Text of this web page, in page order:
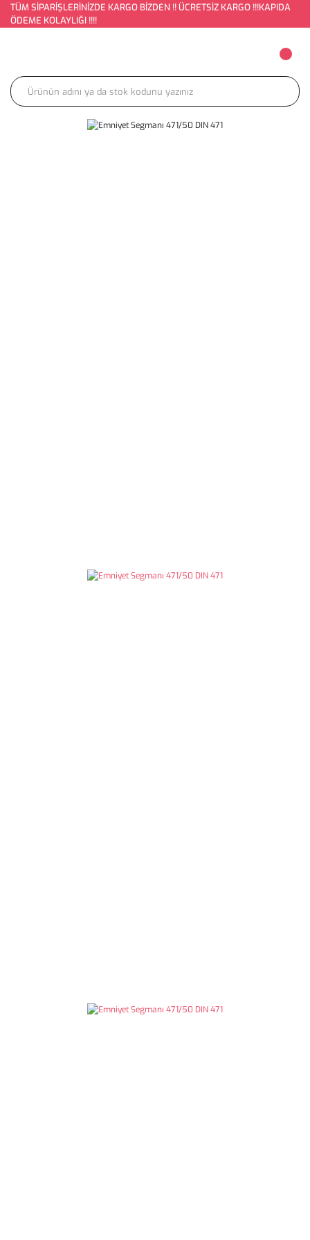
TÜM SİPARİŞLERİNİZDE KARGO BİZDEN !! ÜCRETSİZ KARGO !!!KAPIDA
ÖDEME KOLAYLIĞI !!!!